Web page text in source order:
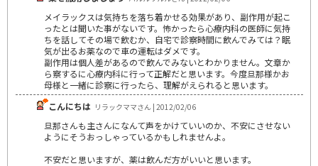
メイラックスは気持ちを落ち着かせる効果があり、副作用が起こ
ったとは聞いた事がないです。怖かったら心療内科の医師に気持
ちを話してその場で飲むか、自宅で診察時間に飲んでみては？眠
気が出るお薬なので車の運転はダメです。
副作用は個人差があるので飲んでみないとわかりません。文章か
ら察するに心療内科に行って正解だと思います。今度旦那様かお
母様と一緒に診察に行ったら、理解がえられると思います。
こんにちは リラックママさん | 2012/02/06
旦那さんも主さんになんて声をかけていいのか、不安にさせない
ようにそうおっしゃっているかもしれませんよ。
不安だと思いますが、薬は飲んだ方がいいと思います。